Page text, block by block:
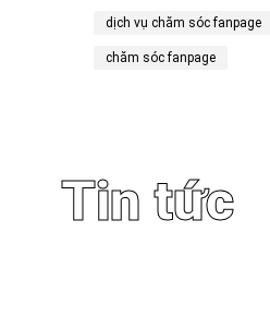
dịch vụ chăm sóc fanpage
chăm sóc fanpage
Tin tức